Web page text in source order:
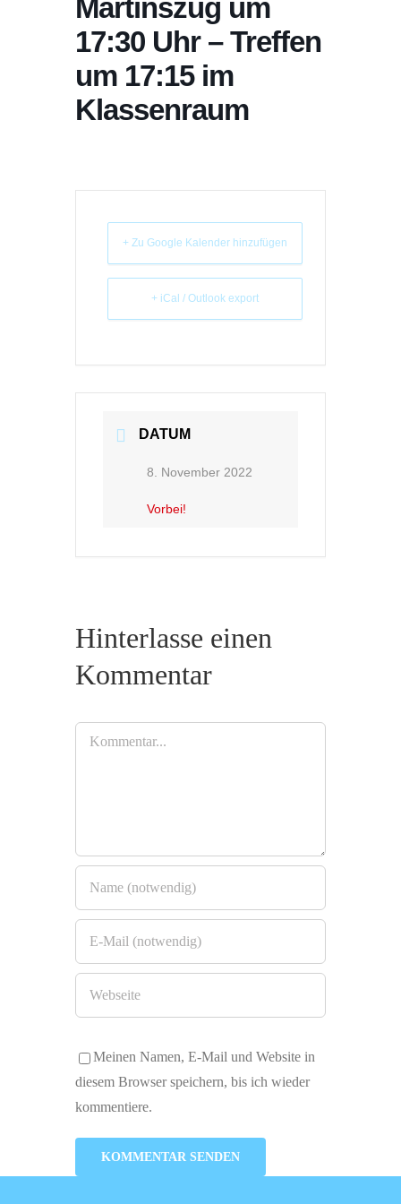
Martinszug um
17:30 Uhr – Treffen
um 17:15 im
Klassenraum
+ Zu Google Kalender hinzufügen
+ iCal / Outlook export
DATUM
8. November 2022
Vorbei!
Hinterlasse einen
Kommentar
Kommentar
Meinen Namen, E-Mail und Website in
diesem Browser speichern, bis ich wieder
kommentiere.